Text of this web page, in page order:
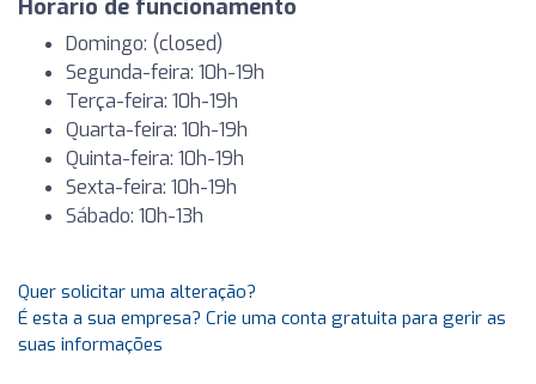
Horário de funcionamento
Domingo: (closed)
Segunda-feira: 10h-19h
Terça-feira: 10h-19h
Quarta-feira: 10h-19h
Quinta-feira: 10h-19h
Sexta-feira: 10h-19h
Sábado: 10h-13h
Quer solicitar uma alteração?
É esta a sua empresa? Crie uma conta gratuita para gerir as
suas informações